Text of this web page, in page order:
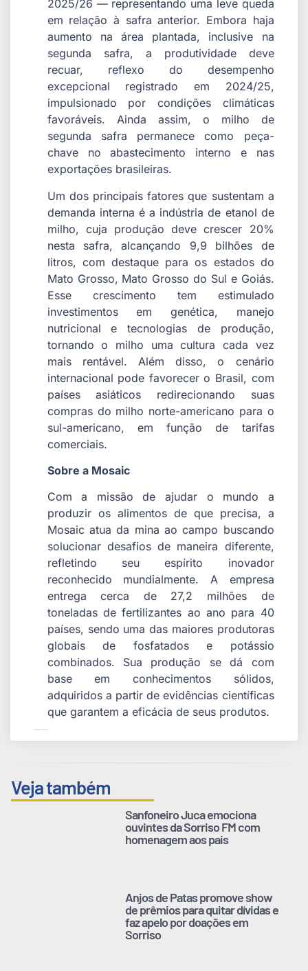
2025/26 — representando uma leve queda
em relação à safra anterior. Embora haja
aumento na área plantada, inclusive na
segunda safra, a produtividade deve
recuar, reflexo do desempenho
excepcional registrado em 2024/25,
impulsionado por condições climáticas
favoráveis. Ainda assim, o milho de
segunda safra permanece como peça-
chave no abastecimento interno e nas
exportações brasileiras.
Um dos principais fatores que sustentam a
demanda interna é a indústria de etanol de
milho, cuja produção deve crescer 20%
nesta safra, alcançando 9,9 bilhões de
litros, com destaque para os estados do
Mato Grosso, Mato Grosso do Sul e Goiás.
Esse crescimento tem estimulado
investimentos em genética, manejo
nutricional e tecnologias de produção,
tornando o milho uma cultura cada vez
mais rentável. Além disso, o cenário
internacional pode favorecer o Brasil, com
países asiáticos redirecionando suas
compras do milho norte-americano para o
sul-americano, em função de tarifas
comerciais.
Sobre a Mosaic
Com a missão de ajudar o mundo a
produzir os alimentos de que precisa, a
Mosaic atua da mina ao campo buscando
solucionar desafios de maneira diferente,
refletindo seu espírito inovador
reconhecido mundialmente. A empresa
entrega cerca de 27,2 milhões de
toneladas de fertilizantes ao ano para 40
países, sendo uma das maiores produtoras
globais de fosfatados e potássio
combinados. Sua produção se dá com
base em conhecimentos sólidos,
adquiridos a partir de evidências científicas
que garantem a eficácia de seus produtos.
Veja também
Sanfoneiro Juca emociona
ouvintes da Sorriso FM com
homenagem aos pais
Anjos de Patas promove show
de prêmios para quitar dívidas e
faz apelo por doações em
Sorriso